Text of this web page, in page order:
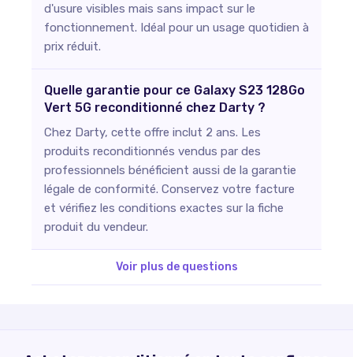
d'usure visibles mais sans impact sur le
fonctionnement. Idéal pour un usage quotidien à
prix réduit.
Quelle garantie pour ce Galaxy S23 128Go
Vert 5G reconditionné chez Darty ?
Chez Darty, cette offre inclut 2 ans. Les
produits reconditionnés vendus par des
professionnels bénéficient aussi de la garantie
légale de conformité. Conservez votre facture
et vérifiez les conditions exactes sur la fiche
produit du vendeur.
Voir plus de questions